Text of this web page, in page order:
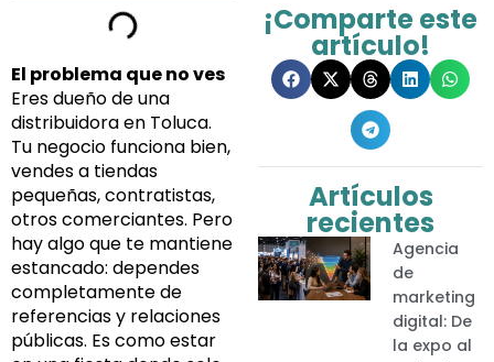
El problema que no ves
Eres dueño de una
distribuidora en Toluca.
Tu negocio funciona bien,
vendes a tiendas
pequeñas, contratistas,
otros comerciantes. Pero
hay algo que te mantiene
estancado: dependes
completamente de
referencias y relaciones
públicas. Es como estar
¡Comparte este
artículo!
Artículos
recientes
Agencia
de
marketing
digital: De
la expo al